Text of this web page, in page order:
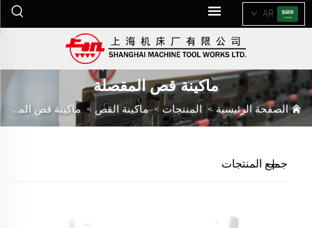
AR
ماكينة قص المقصلة
الصفحة الرئيسية> المنتجات >ماكينة القص >ماكينة قص المقصلة
جميع المنتجات